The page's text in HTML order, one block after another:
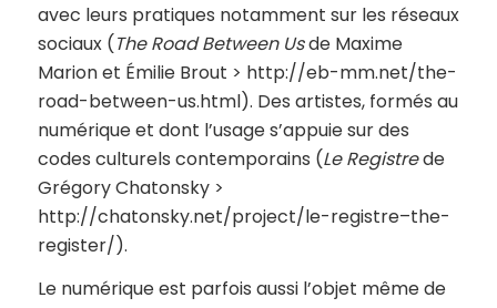
avec leurs pratiques notamment sur les réseaux
sociaux (The Road Between Usde Maxime
Marion et Émilie Brout > http://eb-mm.net/the-
road-between-us.html). Des artistes, formés au
numérique et dont l’usage s’appuie sur des
codes culturels contemporains (Le Registrede
Grégory Chatonsky >
http://chatonsky.net/project/le-registre–the-
register/).
Le numérique est parfois aussi l’objet même de